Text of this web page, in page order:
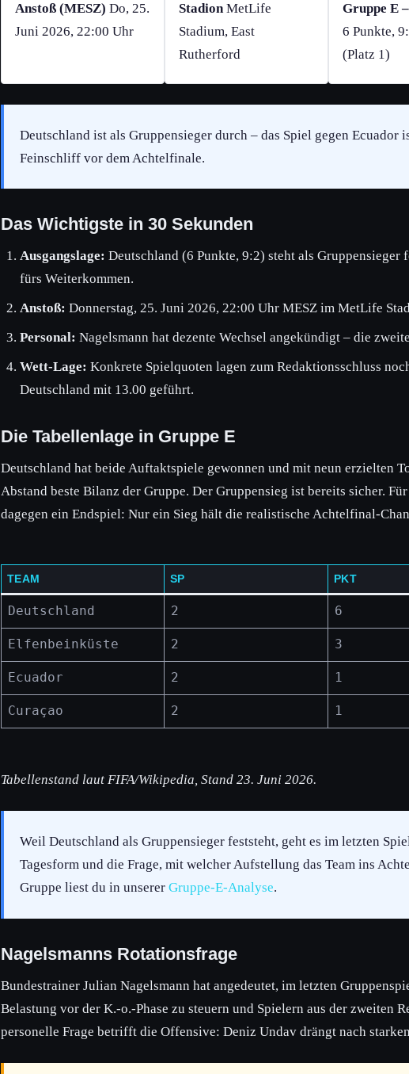
Anstoß (MESZ) Do, 25.
Juni 2026, 22:00 Uhr
StadionMetLife
Stadium, East
Rutherford
Gruppe E
6 Punkte,
(Platz 1)
Deutschland ist als Gruppensieger durch – das Spiel gegen
Feinschliff vor dem Achtelfinale.
Das Wichtigste in 30 Sekunden
Ausgangslage: Deutschland (6 Punkte, 9:2) steht als Gruppensieger
fürs Weiterkommen.
Anstoß: Donnerstag, 25. Juni 2026, 22:00 Uhr MESZ im MetLife
Personal: Nagelsmann hat dezente Wechsel angekündigt – die
Wett-Lage: Konkrete Spielquoten lagen zum Redaktionsschluss
Deutschland mit 13.00 geführt.
Die Tabellenlage in Gruppe E
Deutschland hat beide Auftaktspiele gewonnen und mit neun erzielten
Abstand beste Bilanz der Gruppe. Der Gruppensieg ist bereits sicher.
dagegen ein Endspiel: Nur ein Sieg hält die realistische Achtelfinal-
TEAM SP PKT
Deutschland 2 6
Elfenbeinküste 2 3
Ecuador 2 1
Curaçao 2 1
Tabellenstand laut FIFA/Wikipedia, Stand 23. Juni 2026.
Weil Deutschland als Gruppensieger feststeht, geht es im letzten
Tagesform und die Frage, mit welcher Aufstellung das Team ins
Gruppe liest du in unsererGruppe-E-Analyse.
Nagelsmanns Rotationsfrage
Bundestrainer Julian Nagelsmann hat angedeutet, im letzten
Belastung vor der K.-o.-Phase zu steuern und Spielern aus der zweiten
personelle Frage betrifft die Offensive: Deniz Undav drängt nach